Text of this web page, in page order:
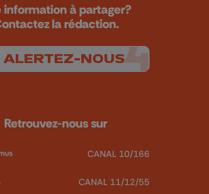
information à partager?
la rédaction.
ALERTEZ-NOUS
Retrouvez-nous sur
CANAL 10/166
CANAL 11/12/55